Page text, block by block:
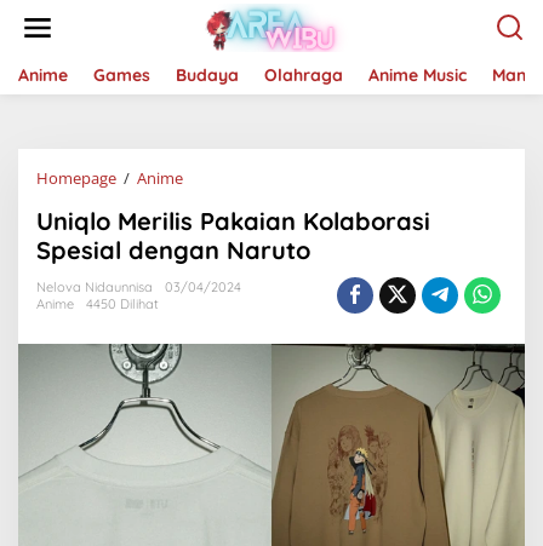
Anime Games Budaya Olahraga Anime Music
Homepage / AnimeUniqlo
Pakaian
Kolaborasi
Spesial
dengan
Uniqlo Merilis Pakaian Kolaborasi
Spesial dengan Naruto
Nelova Nidaunnisa
03/04/2024
Anime
4450 Dilihat